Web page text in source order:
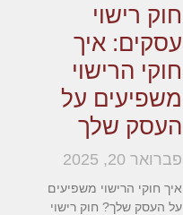
חוק רישוי
עסקים: איך
חוקי הרישוי
משפיעים על
העסק שלך
פברואר 20, 2025
איך חוקי הרישוי משפיעים
על העסק שלך? חוק רישוי